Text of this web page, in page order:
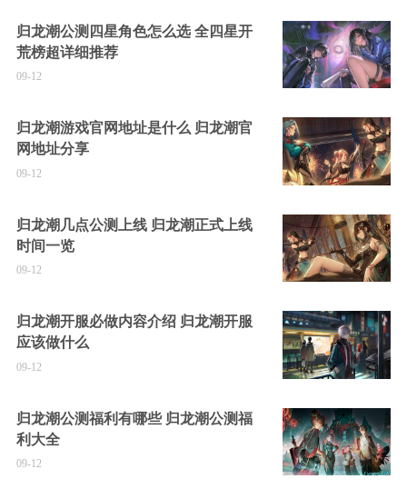
归龙潮公测四星角色怎么选 全四星开
荒榜超详细推荐
09-12
归龙潮游戏官网地址是什么 归龙潮官
网地址分享
09-12
归龙潮几点公测上线 归龙潮正式上线
时间一览
09-12
归龙潮开服必做内容介绍 归龙潮开服
应该做什么
09-12
归龙潮公测福利有哪些 归龙潮公测福
利大全
09-12